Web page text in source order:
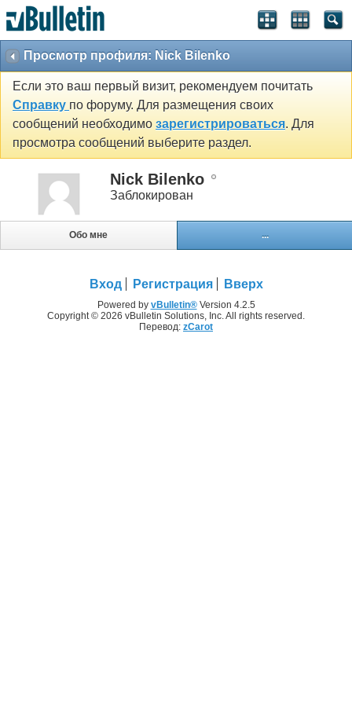
Просмотр профиля: Nick Bilenko
Если это ваш первый визит, рекомендуем почитать
Справку по форуму. Для размещения своих
сообщений необходимо зарегистрироваться. Для
просмотра сообщений выберите раздел.
Nick Bilenko
Заблокирован
Обо мне ...
Вход Регистрация Вверх
Powered by vBulletin®Version 4.2.5
Copyright © 2026 vBulletin Solutions, Inc. All rights reserved.
Перевод: zCarot